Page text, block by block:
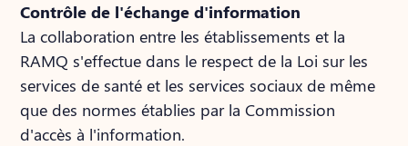
Contrôle de l'échange d'information
La collaboration entre les établissements et la
RAMQ s'effectue dans le respect de la Loi sur les
services de santé et les services sociaux de même
que des normes établies par la Commission
d'accès à l'information.